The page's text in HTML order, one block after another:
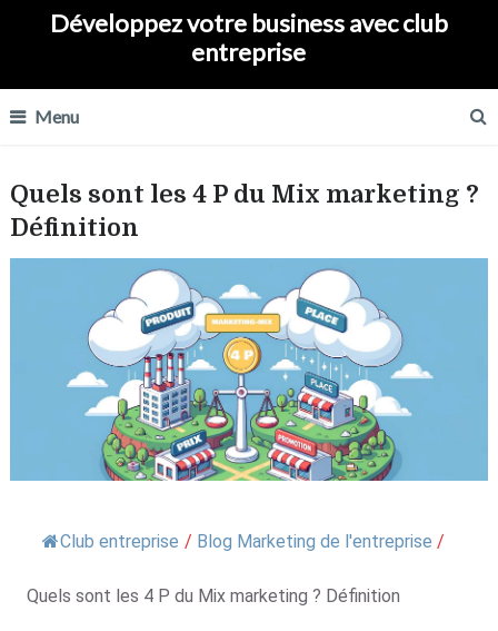
Développez votre business avec club
entreprise
Menu
Quels sont les 4 P du Mix marketing ?
Définition
Club entreprise / Blog Marketing de l'entreprise /
Quels sont les 4 P du Mix marketing ? Définition